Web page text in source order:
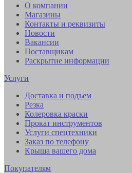
О компании
Магазины
Контакты и реквизиты
Новости
Вакансии
Поставщикам
Раскрытие информации
Услуги
Доставка и подъем
Резка
Колеровка краски
Прокат инструментов
Услуги спецтехники
Заказ по телефону
Крыша вашего дома
Покупателям